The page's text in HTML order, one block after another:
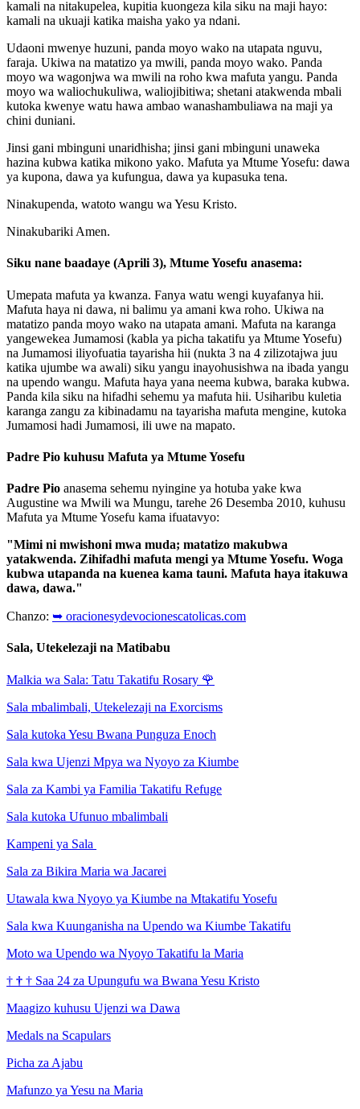
kamali na nitakupelea, kupitia kuongeza kila siku na maji hayo:
kamali na ukuaji katika maisha yako ya ndani.
Udaoni mwenye huzuni, panda moyo wako na utapata nguvu,
faraja. Ukiwa na matatizo ya mwili, panda moyo wako. Panda
moyo wa wagonjwa wa mwili na roho kwa mafuta yangu. Panda
moyo wa waliochukuliwa, waliojibitiwa; shetani atakwenda mbali
kutoka kwenye watu hawa ambao wanashambuliawa na maji ya
chini duniani.
Jinsi gani mbinguni unaridhisha; jinsi gani mbinguni unaweka
hazina kubwa katika mikono yako. Mafuta ya Mtume Yosefu: dawa
ya kupona, dawa ya kufungua, dawa ya kupasuka tena.
Ninakupenda, watoto wangu wa Yesu Kristo.
Ninakubariki Amen.
Siku nane baadaye (Aprili 3), Mtume Yosefu anasema:
Umepata mafuta ya kwanza. Fanya watu wengi kuyafanya hii.
Mafuta haya ni dawa, ni balimu ya amani kwa roho. Ukiwa na
matatizo panda moyo wako na utapata amani. Mafuta na karanga
yangewekea Jumamosi (kabla ya picha takatifu ya Mtume Yosefu)
na Jumamosi iliyofuatia tayarisha hii (nukta 3 na 4 zilizotajwa juu
katika ujumbe wa awali) siku yangu inayohusishwa na ibada yangu
na upendo wangu. Mafuta haya yana neema kubwa, baraka kubwa.
Panda kila siku na hifadhi sehemu ya mafuta hii. Usiharibu kuletia
karanga zangu za kibinadamu na tayarisha mafuta mengine, kutoka
Jumamosi hadi Jumamosi, ili uwe na mapato.
Padre Pio kuhusu Mafuta ya Mtume Yosefu
Padre Pio anasema sehemu nyingine ya hotuba yake kwa
Augustine wa Mwili wa Mungu, tarehe 26 Desemba 2010, kuhusu
Mafuta ya Mtume Yosefu kama ifuatavyo:
"Mimi ni mwishoni mwa muda; matatizo makubwa
yatakwenda. Zihifadhi mafuta mengi ya Mtume Yosefu. Woga
kubwa utapanda na kuenea kama tauni. Mafuta haya itakuwa
dawa, dawa."
Chanzo: ➥ oracionesydevocionescatolicas.com
Sala, Utekelezaji na Matibabu
Malkia wa Sala: Tatu Takatifu Rosary 🌹
Sala mbalimbali, Utekelezaji na Exorcisms
Sala kutoka Yesu Bwana Punguza Enoch
Sala kwa Ujenzi Mpya wa Nyoyo za Kiumbe
Sala za Kambi ya Familia Takatifu Refuge
Sala kutoka Ufunuo mbalimbali
Kampeni ya Sala
Sala za Bikira Maria wa Jacarei
Utawala kwa Nyoyo ya Kiumbe na Mtakatifu Yosefu
Sala kwa Kuunganisha na Upendo wa Kiumbe Takatifu
Moto wa Upendo wa Nyoyo Takatifu la Maria
† † † Saa 24 za Upungufu wa Bwana Yesu Kristo
Maagizo kuhusu Ujenzi wa Dawa
Medals na Scapulars
Picha za Ajabu
Mafunzo ya Yesu na Maria